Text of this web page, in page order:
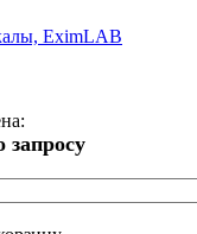
EximLAB
запросу